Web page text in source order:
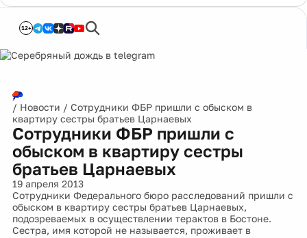
12+
/ Новости / Сотрудники ФБР пришли с обыском в
квартиру сестры братьев Царнаевых
Сотрудники ФБР пришли с
обыском в квартиру сестры
братьев Царнаевых
19 апреля 2013
Сотрудники Федерального бюро расследований пришли с
обыском в квартиру сестры братьев Царнаевых,
подозреваемых в осуществлении терактов в Бостоне.
Сестра, имя которой не называется, проживает в